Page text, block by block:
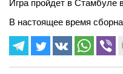
Игра пройдет в Стамбуле
В настоящее время